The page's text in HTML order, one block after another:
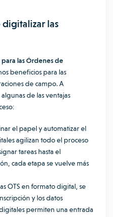
las
las Órdenes de
beneficios para las
de campo. A
de las ventajas
el papel y automatizar el
agilizan todo el proceso
tareas hasta el
cada etapa se vuelve más
OTS en formato digital, se
y los datos
permiten una entrada